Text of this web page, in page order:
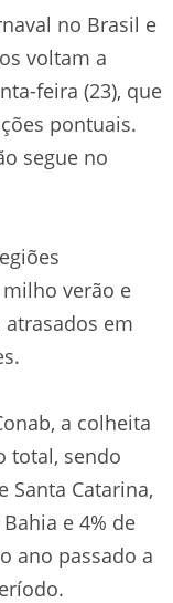
no Brasil e
voltam a
feira (23), que
pontuais.
segue no
verão e
em
a colheita
total, sendo
Santa Catarina,
e 4% de
ano passado a